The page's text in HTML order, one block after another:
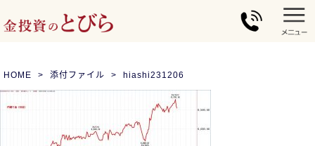
HOME 添付ファイル hiashi231206